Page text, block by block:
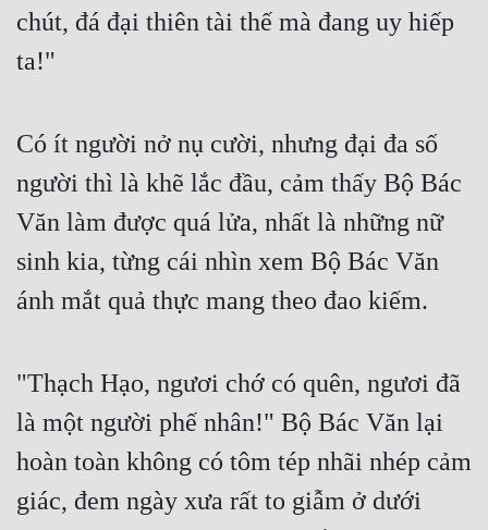
chút, đá đại thiên tài thế mà đang uy hiếp
ta!"
Có ít người nở nụ cười, nhưng đại đa số
người thì là khẽ lắc đầu, cảm thấy Bộ Bác
Văn làm được quá lửa, nhất là những nữ
sinh kia, từng cái nhìn xem Bộ Bác Văn
ánh mắt quả thực mang theo đao kiếm.
"Thạch Hạo, ngươi chớ có quên, ngươi đã
là một người phế nhân!" Bộ Bác Văn lại
hoàn toàn không có tôm tép nhãi nhép cảm
giác, đem ngày xưa rất to giẫm ở dưới